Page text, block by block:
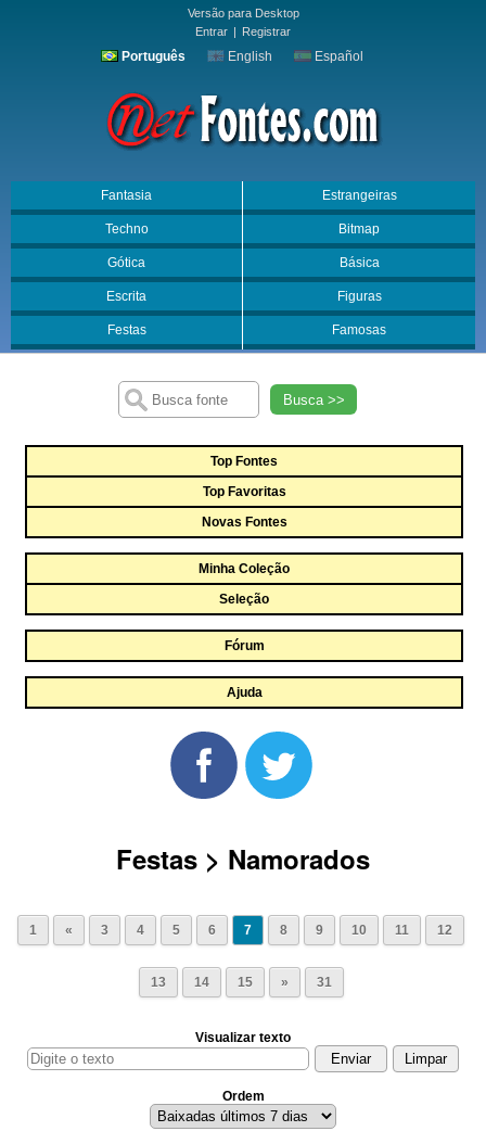
Versão para Desktop
Entrar | Registrar
Português English Español
Fantasia Estrangeiras
Techno Bitmap
Gótica Básica
Escrita Figuras
Festas Famosas
Busca >>
Top Fontes
Top Favoritas
Novas Fontes
Minha Coleção
Seleção
Fórum
Ajuda
Festas > Namorados
1 « 3 4 5 6 7 8 9 10 11 12
13 14 15 » 31
Visualizar texto
Ordem